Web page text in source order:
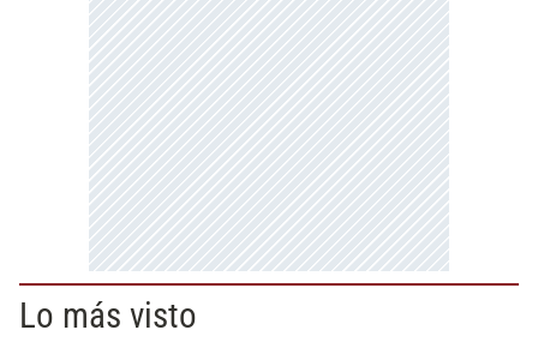
Lo más visto